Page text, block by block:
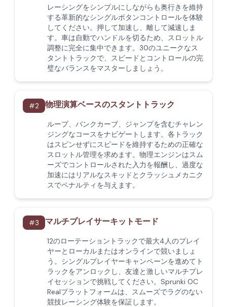
レーシングをシンプルにしながらも奥行きを維持
する革新的なシングルボタンコントロールを体験
してください。押して加速し、離して減速しま
す。車は自動でハンドルを切るため、スロットル
調整に完全に集中できます。30のユニークなス
タントトラックで、スピードとコントロールの完
璧なバランスをマスターしましょう。
#2 物理演算ベースのスタントトラック
ループ、バンクカーブ、ジャンプを含むチャレン
ジングなコースをナビゲートします。各トラック
はスピンせずにスピードを維持するための正確な
スロットル管理を求めます。物理エンジンはスム
ーズでコントロールされた入力を報酬し、過度な
加速にはリアルなスキッドとクラッシュメカニク
スでペナルティを与えます。
#3 マルチプレイサーキットモード
12のローテーショントラックで最大4人のプレイ
ヤーとローカルまたはオンラインで競いましょ
う。シングルプレイヤーキャンペーンを進めてト
ラックをアンロックし、友達と激しいマルチプレ
イセッションで挑戦してください。Sprunki OC
Realプラットフォームは、スムーズでラグのない
競技レーシング体験を保証します。